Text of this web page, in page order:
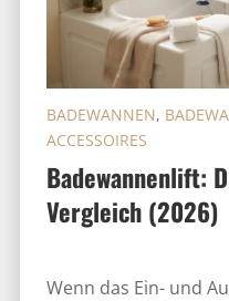
Badewannenlift:
Vergleich (2026)
BADEWANNEN,
ACCESSOIRES
Wenn das Ein- und